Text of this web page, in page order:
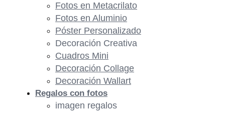
Fotos en Metacrilato
Fotos en Aluminio
Póster Personalizado
Decoración Creativa
Cuadros Mini
Decoración Collage
Decoración Wallart
Regalos con fotos
imagen regalos